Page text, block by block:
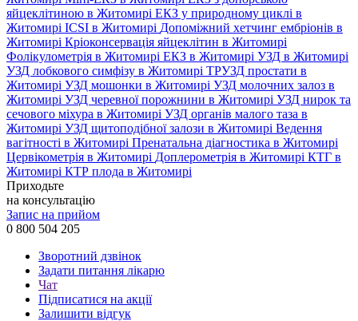
яйцеклітиною в Житомирі ЕКЗ у природному циклі в
Житомирі ICSI в Житомирі Допоміжний хетчинг ембріонів в
Житомирі Кріоконсервація яйцеклітин в Житомирі
Фолікулометрія в Житомирі ЕКЗ в Житомирі УЗД в Житомирі
УЗД лобкового симфізу в Житомирі ТРУЗД простати в
Житомирі УЗД мошонки в Житомирі УЗД молочних залоз в
Житомирі УЗД черевної порожнини в Житомирі УЗД нирок та
сечового міхура в Житомирі УЗД органів малого таза в
Житомирі УЗД щитоподібної залози в Житомирі Ведення
вагітності в Житомирі Пренатальна діагностика в Житомирі
Цервікометрія в Житомирі Доплерометрія в Житомирі КТГ в
Житомирі КТР плода в Житомирі
Приходьте
на консультацію
Запис на прийом
0 800 504 205
Зворотний дзвінок
Задати питання лікарю
Чат
Підписатися на акції
Залишити відгук